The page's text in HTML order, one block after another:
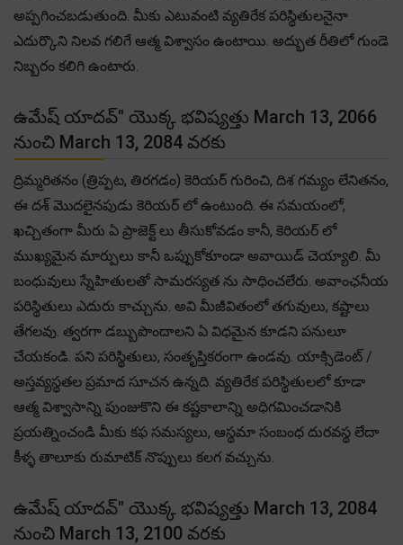
అప్పగించబడుతుంది. మీకు ఎటువంటి వ్యతిరేక పరిస్థితులనైనా
ఎదుర్కొని నిలవ గలిగే ఆత్మ విశ్వాసం ఉంటాయి. అద్భుత రీతిలో గుండె
నిబ్బరం కలిగి ఉంటారు.
ఉమేష్ యాదవ్" యొక్క భవిష్యత్తు March 13, 2066
నుంచి March 13, 2084 వరకు
ద్రిమ్మరితనం (త్రిప్పట, తిరగడం) కెరియర్ గురించి, దిశ గమ్యం లేనితనం,
ఈ దశ్ మొదలైనపుడు కెరియర్ లో ఉంటుంది. ఈ సమయంలో,
ఖచ్చితంగా మీరు ఏ ప్రాజెక్ట్ లు తీసుకోవడం కానీ, కెరియర్ లో
ముఖ్యమైన మార్పులు కానీ ఒప్పుకోకూండా అవాయిడ్ చెయ్యాలి. మీ
బంధువులు స్నేహితులతో సామరస్యత ను సాధించలేరు. అవాంఛనీయ
పరిస్థితులు ఎదురు కాచ్చును. అవి మీజీవితంలో తగువులు, కష్టాలు
తేగలవు. త్వరగా డబ్బుపొందాలని ఏ విధమైన కూడని పనులూ
చేయకండి. పని పరిస్థితులు, సంతృప్తికరంగా ఉండవు. యాక్సిడెంట్ /
అస్తవ్యస్థతల ప్రమాద సూచన ఉన్నది. వ్యతిరేక పరిస్థితులలో కూడా
ఆత్మ విశ్వాసాన్ని పుంజుకొని ఈ కష్టకాలాన్ని అధిగమించడానికి
ప్రయత్నించండి మీకు కఫ సమస్యలు, ఆస్థమా సంబంధ దురవస్థ లేదా
కీళ్ళ తాలూకు రుమాటిక్ నొప్పులు కలగ వచ్చును.
ఉమేష్ యాదవ్" యొక్క భవిష్యత్తు March 13, 2084
నుంచి March 13, 2100 వరకు